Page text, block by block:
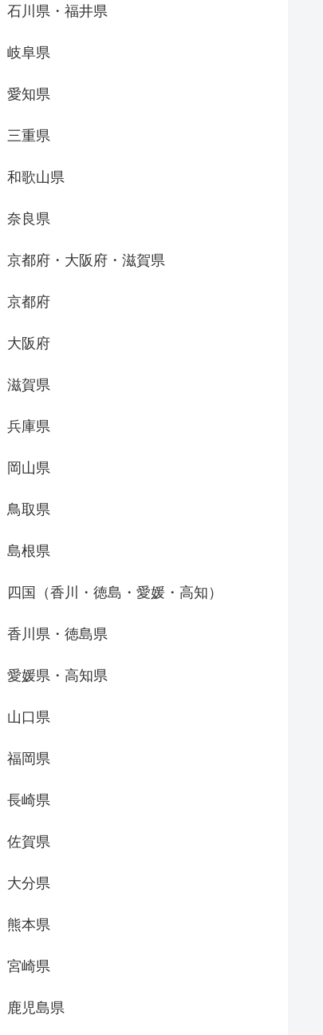
石川県・福井県
岐阜県
愛知県
三重県
和歌山県
奈良県
京都府・大阪府・滋賀県
京都府
大阪府
滋賀県
兵庫県
岡山県
鳥取県
島根県
四国（香川・徳島・愛媛・高知）
香川県・徳島県
愛媛県・高知県
山口県
福岡県
長崎県
佐賀県
大分県
熊本県
宮崎県
鹿児島県